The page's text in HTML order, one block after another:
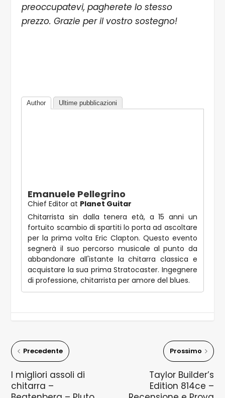
preoccupatevi, pagherete lo stesso
prezzo. Grazie per il vostro sostegno!
Author Ultime pubblicazioni
Emanuele Pellegrino
Chief Editor at Planet Guitar
Chitarrista sin dalla tenera età, a 15 anni un
fortuito scambio di spartiti lo porta ad ascoltare
per la prima volta Eric Clapton. Questo evento
segnerà il suo percorso musicale al punto da
abbandonare all'istante la chitarra classica e
acquistare la sua prima Stratocaster. Ingegnere
di professione, chitarrista per amore del blues.
Precedente
I migliori assoli di
chitarra –
Prossimo
Taylor Builder’s
Edition 814ce –